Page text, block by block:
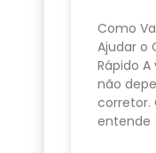
Como
Ajudar o
Rápido
não
corretor.
entende